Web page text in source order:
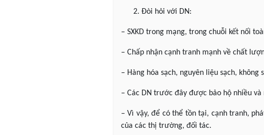
Đòi hỏi với DN:
– SXKD trong mạng, trong chuỗi kết nối
– Chấp nhận cạnh tranh mạnh về chất
– Hàng hóa sạch, nguyên liệu sạch,
– Các DN trước đây được bảo hộ nhiều
– Vì vậy, để có thể tồn tại, cạnh tranh,
của các thị trường, đối tác.